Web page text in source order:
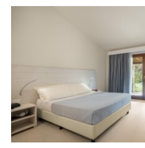
100% sichere
Bestimmungen zur Verarbeitung